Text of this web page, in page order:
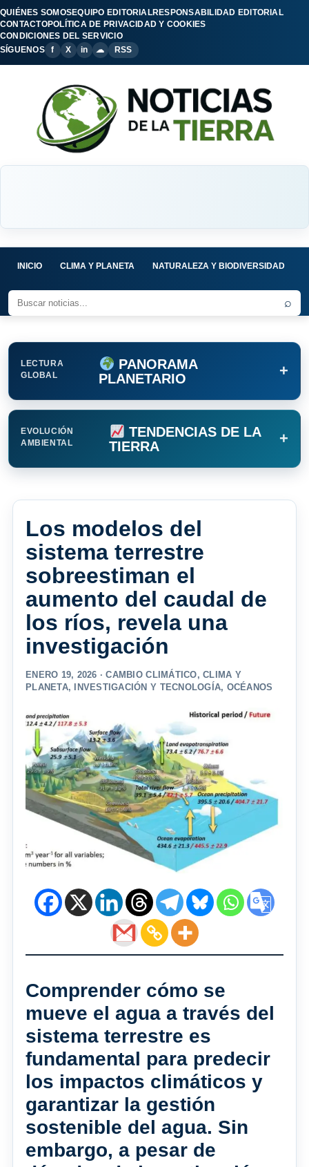
QUIÉNES SOMOSEQUIPO EDITORIALRESPONSABILIDAD EDITORIAL
CONTACTOPOLÍTICA DE PRIVACIDAD Y COOKIES
CONDICIONES DEL SERVICIO
SÍGUENOS
f X in ☁ RSS
INICIO CLIMA Y PLANETA NATURALEZA Y BIODIVERSIDAD
⌕
LECTURA
GLOBAL
PANORAMA
PLANETARIO
+
EVOLUCIÓN
AMBIENTAL
TENDENCIAS DE LA
TIERRA
+
Los modelos del
sistema terrestre
sobreestiman el
aumento del caudal de
los ríos, revela una
investigación
ENERO 19, 2026 ·CAMBIO CLIMÁTICO,CLIMA Y
PLANETA, INVESTIGACIÓN Y TECNOLOGÍA, OCÉANOS
Comprender cómo se
mueve el agua a través del
sistema terrestre es
fundamental para predecir
los impactos climáticos y
garantizar la gestión
sostenible del agua. Sin
embargo, a pesar de